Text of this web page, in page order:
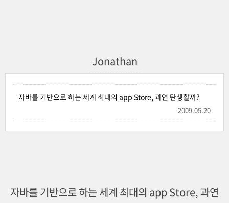
Jonathan
자바를 기반으로 하는 세계 최대의 app Store, 과연 탄생할까?
2009.05.20
자바를 기반으로 하는 세계 최대의 app Store, 과연